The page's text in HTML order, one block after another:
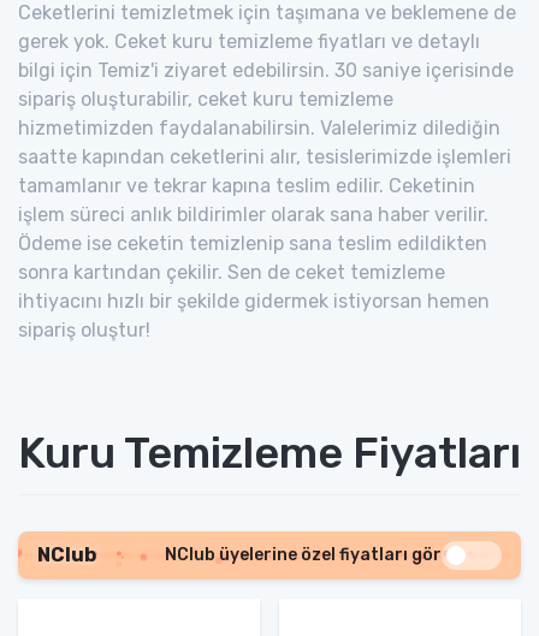
Ceketlerini temizletmek için taşımana ve beklemene de
gerek yok. Ceket kuru temizleme fiyatları ve detaylı
bilgi için Temiz'i ziyaret edebilirsin. 30 saniye içerisinde
sipariş oluşturabilir, ceket kuru temizleme
hizmetimizden faydalanabilirsin. Valelerimiz dilediğin
saatte kapından ceketlerini alır, tesislerimizde işlemleri
tamamlanır ve tekrar kapına teslim edilir. Ceketinin
işlem süreci anlık bildirimler olarak sana haber verilir.
Ödeme ise ceketin temizlenip sana teslim edildikten
sonra kartından çekilir. Sen de ceket temizleme
ihtiyacını hızlı bir şekilde gidermek istiyorsan hemen
sipariş oluştur!
Kuru Temizleme Fiyatları
NClub NClub üyelerine özel fiyatları gör